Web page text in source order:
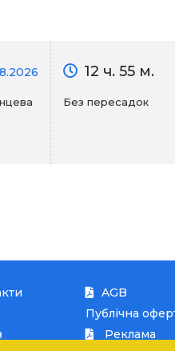
12 ч. 55 м.
Без пересадок
AGB
Публічна
Реклама